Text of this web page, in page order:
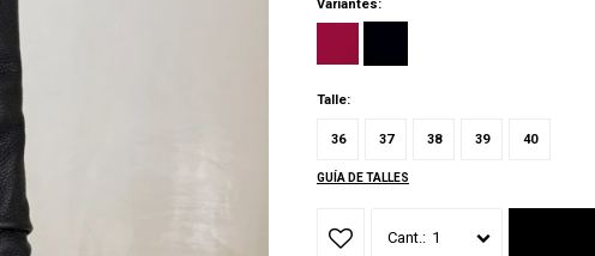
Variantes:
Talle:
36 37 38 39 40
GUÍA DE TALLES
1